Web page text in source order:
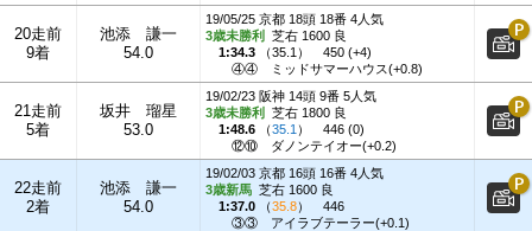
20走前
9着
池添 謙一
54.0
19/05/25 京都 18頭 18番 4人気
3歳未勝利
芝右 1600 良
1:34.3 （35.1 ）
450 (+4)
④④
ミッドサマーハウス(+0.8)
21走前
5着
坂井 瑠星
53.0
19/02/23 阪神 14頭 9番 5人気
3歳未勝利
芝右 1800 良
1:48.6 （35.1 ）
446 (0)
⑫⑩
ダノンテイオー(+0.2)
22走前
2着
池添 謙一
54.0
19/02/03 京都 16頭 16番 4人気
3歳新馬 芝右 1600 良
1:37.0 （35.8）
446
③③
アイラブテーラー(+0.1)